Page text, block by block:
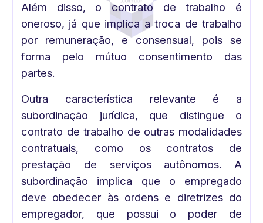
Além disso, o contrato de trabalho é
oneroso, já que implica a troca de trabalho
por remuneração, e consensual, pois se
forma pelo mútuo consentimento das
partes.
Outra característica relevante é a
subordinação jurídica, que distingue o
contrato de trabalho de outras modalidades
contratuais, como os contratos de
prestação de serviços autônomos. A
subordinação implica que o empregado
deve obedecer às ordens e diretrizes do
empregador, que possui o poder de